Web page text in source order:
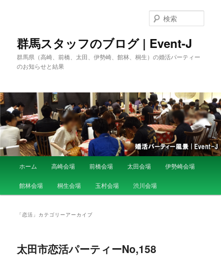
群馬スタッフのブログ | Event-J
群馬県（高崎、前橋、太田、伊勢崎、館林、桐生）の婚活パーティー
のお知らせと結果
索
メ
メ
イ
ン
サ
ブ
テ
ホーム 高崎会場 前橋会場 太田会場 伊勢崎会場
館林会場 桐生会場 玉村会場 渋川会場
「恋活 」カテゴリーアーカイブ
太田市恋活パーティーNo,158